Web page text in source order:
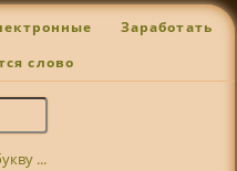
Заработать
слово
...